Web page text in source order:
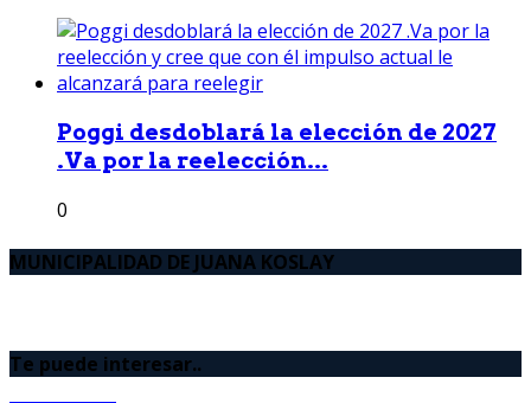
Poggi desdoblará la elección de 2027
.Va por la reelección...
0
MUNICIPALIDAD DE JUANA KOSLAY
Te puede interesar..